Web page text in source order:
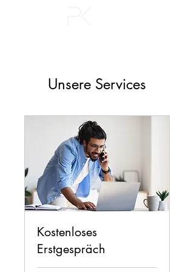
Unsere Services
Kostenloses
Erstgespräch